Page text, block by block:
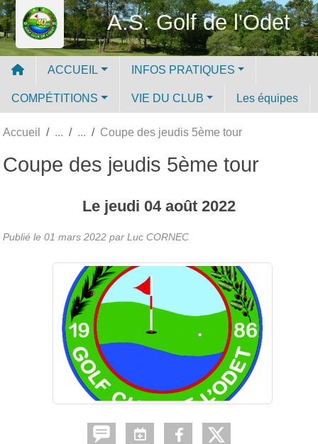
A.S. Golf de l'Odet
ACCUEIL INFOS PRATIQUES
COMPÉTITIONS VIE DU CLUB Les équipes
Accueil Coupe des jeudis 5ème tour
Coupe des jeudis 5ème tour
Le jeudi 04 août 2022
Publié le 01 mars 2022 par Luc CORNEC
Panneau de gestion des cookies